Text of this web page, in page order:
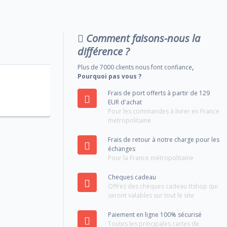
Comment faisons-nous la
différence ?
Plus de 7000 clients nous font confiance,
Pourquoi pas vous ?
Frais de port offerts à partir de 129
EUR d'achat
Pour les commandes à livrer en France
métropolitaine
Frais de retour à notre charge pour les
échanges
Pour la France métropolitaine
Cheques cadeau
Offrez des chèques cadeau ttshop qui
seront valables sur tout le site
Paiement en ligne 100% sécurisé
Toutes les principales cartes de